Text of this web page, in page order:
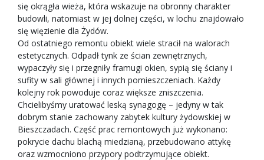
się okrągła wieża, która wskazuje na obronny charakter
budowli, natomiast w jej dolnej części, w lochu znajdowało
się więzienie dla Żydów.
Od ostatniego remontu obiekt wiele stracił na walorach
estetycznych. Odpadł tynk ze ścian zewnętrznych,
wypaczyły się i przegniły framugi okien, sypią się ściany i
sufity w sali głównej i innych pomieszczeniach. Każdy
kolejny rok powoduje coraz większe zniszczenia.
Chcielibyśmy uratować leską synagogę – jedyny w tak
dobrym stanie zachowany zabytek kultury żydowskiej w
Bieszczadach. Część prac remontowych już wykonano:
pokrycie dachu blachą miedzianą, przebudowano attykę
oraz wzmocniono przypory podtrzymujące obiekt.